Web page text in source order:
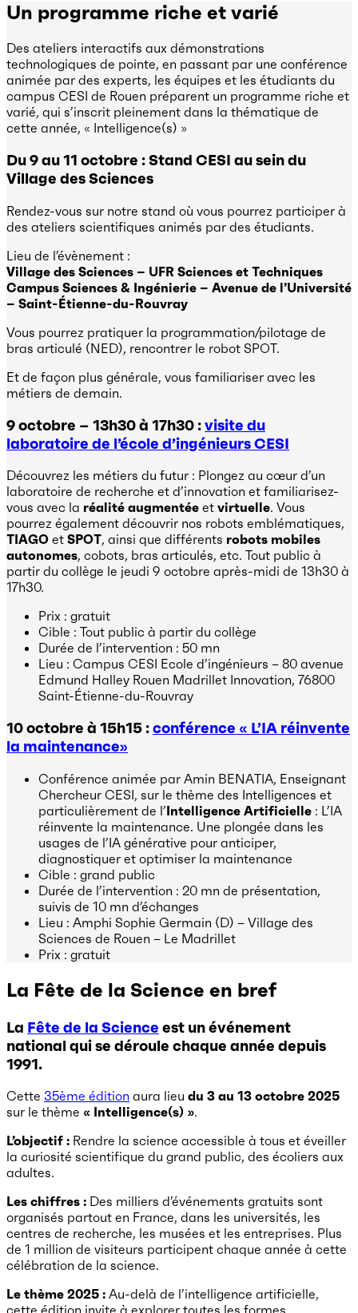
Un programme riche et varié
Des ateliers interactifs aux démonstrations
technologiques de pointe, en passant par une conférence
animée par des experts, les équipes et les étudiants du
campus CESI de Rouen préparent un programme riche et
varié, qui s’inscrit pleinement dans la thématique de
cette année, « Intelligence(s) »
Du 9 au 11 octobre : Stand CESI au sein du
Village des Sciences
Rendez-vous sur notre stand où vous pourrez participer à
des ateliers scientifiques animés par des étudiants.
Lieu de l’évènement :
Village des Sciences – UFR Sciences et Techniques
Campus Sciences & Ingénierie – Avenue de l’Université
– Saint-Étienne-du-Rouvray
Vous pourrez pratiquer la programmation/pilotage de
bras articulé (NED), rencontrer le robot SPOT.
Et de façon plus générale, vous familiariser avec les
métiers de demain.
9 octobre – 13h30 à 17h30 :visite du
laboratoire de l’école d’ingénieurs CESI
Découvrez les métiers du futur : Plongez au cœur d’un
laboratoire de recherche et d’innovation et familiarisez-
vous avec la réalité augmentée et virtuelle. Vous
pourrez également découvrir nos robots emblématiques,
TIAGO et SPOT, ainsi que différents robots mobiles
autonomes, cobots, bras articulés, etc. Tout public à
partir du collège le jeudi 9 octobre après-midi de 13h30 à
17h30.
Prix : gratuit
Cible : Tout public à partir du collège
Durée de l’intervention : 50 mn
Lieu : Campus CESI Ecole d’ingénieurs – 80 avenue
Edmund Halley Rouen Madrillet Innovation, 76800
Saint-Étienne-du-Rouvray
10 octobre à 15h15 :conférence « L’IA réinvente
la maintenance»
Conférence animée par Amin BENATIA, Enseignant
Chercheur CESI, sur le thème des Intelligences et
particulièrement de l’Intelligence Artificielle : L’IA
réinvente la maintenance. Une plongée dans les
usages de l’IA générative pour anticiper,
diagnostiquer et optimiser la maintenance
Cible : grand public
Durée de l’intervention : 20 mn de présentation,
suivis de 10 mn d’échanges
Lieu : Amphi Sophie Germain (D) – Village des
Sciences de Rouen – Le Madrillet
Prix : gratuit
La Fête de la Science en bref
La Fête de la Science est un événement
national qui se déroule chaque année depuis
1991.
Cette 35ème édition aura lieu du 3 au 13 octobre 2025
sur le thème « Intelligence(s) ».
L’objectif : Rendre la science accessible à tous et éveiller
la curiosité scientifique du grand public, des écoliers aux
adultes.
Les chiffres : Des milliers d’événements gratuits sont
organisés partout en France, dans les universités, les
centres de recherche, les musées et les entreprises. Plus
de 1 million de visiteurs participent chaque année à cette
célébration de la science.
Le thème 2025 : Au-delà de l’intelligence artificielle,